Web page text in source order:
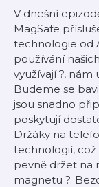
V dnešní
MagSafe
technologie od
používání
využívají ?,
Budeme se
jsou snadno
poskytují
Držáky na
technologií, což
pevně držet na
magnetu ?.